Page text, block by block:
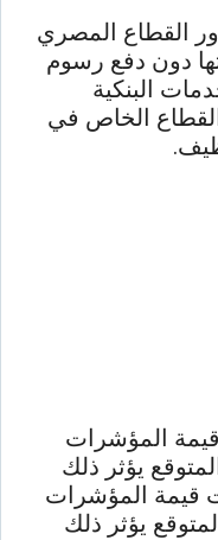
القطاع المصري
دون دفع رسوم
البنكية
الخاص في
المؤشرات
يؤثر ذلك
قيمة المؤشرات
يؤثر ذلك